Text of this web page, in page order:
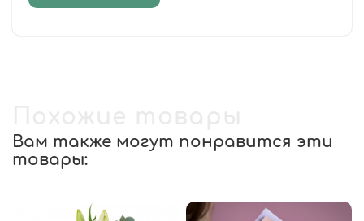
Вам также могут понравится эти
товары: